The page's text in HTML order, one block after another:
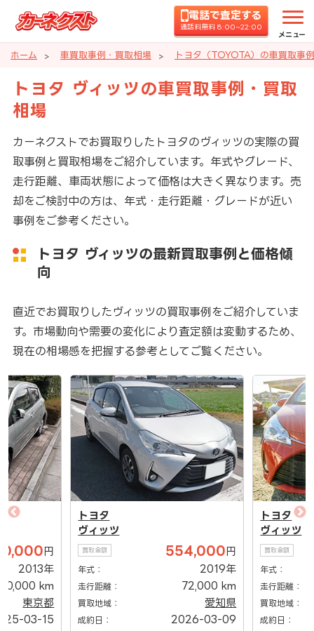
電話で査定する
通話料無料 8:00~22:00
メニュー
ホーム 車買取事例・買取相場 トヨタ（TOYOTA）の車買取事
トヨタ ヴィッツの車買取事例・買取
相場
カーネクストでお買取りしたトヨタのヴィッツの実際の買
取事例と買取相場をご紹介しています。年式やグレード、
走行距離、車両状態によって価格は大きく異なります。売
却をご検討中の方は、年式・走行距離・グレードが近い
事例をご参考ください。
トヨタ ヴィッツの最新買取事例と価格傾
向
直近でお買取りしたヴィッツの買取事例をご紹介していま
す。市場動向や需要の変化により査定額は変動するため、
現在の相場感を把握する参考としてご覧ください。
円
2013年
10,000 km
東京都
03-15
トヨタ
ヴィッツ
買取金額 554,000 円
年式： 2019年
走行距離： 72,000 km
買取地域： 愛知県
成約日： 2026-03-09
トヨタ
ヴィッツ
買取金額
年式：
走行距離：
買取地域：
成約日：